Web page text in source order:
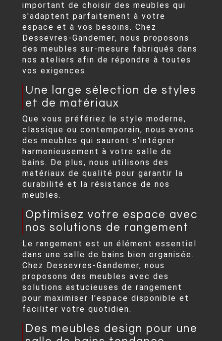
important de choisir des meubles qui
s'adaptent parfaitement à votre
espace et à vos besoins. Chez
Dessevres-Gandemer, nous proposons
des meubles sur-mesure fabriqués dans
nos ateliers afin de répondre à toutes
vos exigences.
Une large sélection de styles
et de matériaux
Que vous préfériez le style moderne,
classique ou contemporain, nous avons
des meubles qui sauront s'intégrer
harmonieusement à votre salle de
bains. De plus, nous utilisons des
matériaux de qualité pour garantir la
durabilité et la résistance de nos
meubles.
Optimisez votre espace avec
nos solutions de rangement
Le rangement est un élément essentiel
dans une salle de bains bien organisée.
Chez Dessevres-Gandemer, nous
proposons des meubles avec des
solutions astucieuses de rangement
pour maximiser l'espace disponible et
faciliter votre quotidien.
Des meubles design pour une